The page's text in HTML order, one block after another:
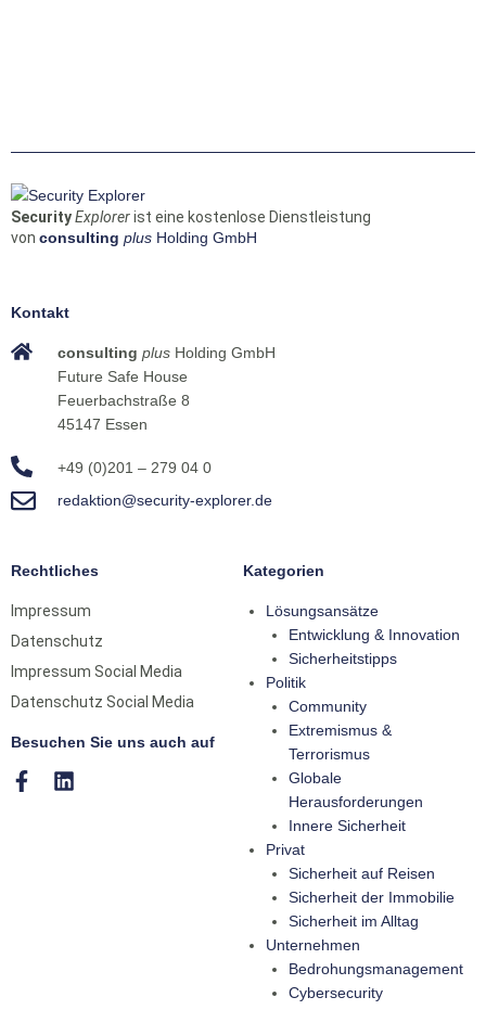
SecurityExplorerist eine kostenlose Dienstleistung
von consulting plus Holding GmbH
Kontakt
consulting plus Holding GmbH
Future Safe House
Feuerbachstraße 8
45147 Essen
+49 (0)201 – 279 04 0
redaktion@security-explorer.de
Rechtliches
Impressum
Datenschutz
Impressum Social Media
Datenschutz Social Media
Besuchen Sie uns auch auf
Kategorien
Lösungsansätze
Entwicklung & Innovation
Sicherheitstipps
Politik
Community
Extremismus &
Terrorismus
Globale
Herausforderungen
Innere Sicherheit
Privat
Sicherheit auf Reisen
Sicherheit der Immobilie
Sicherheit im Alltag
Unternehmen
Bedrohungsmanagement
Cybersecurity